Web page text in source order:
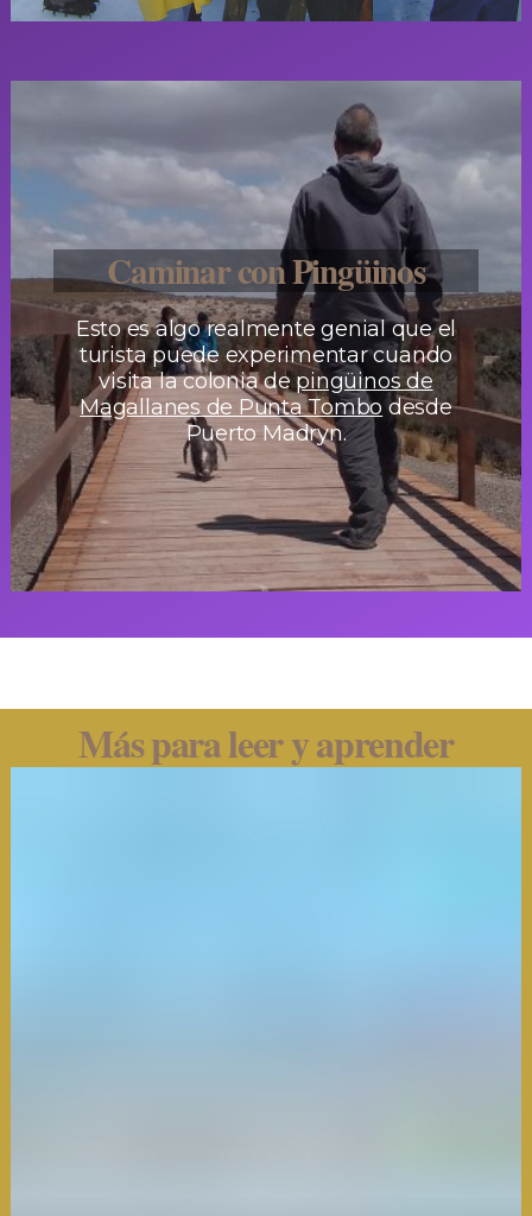
Caminar con Pingüinos
Esto es algo realmente genial que el
turista puede experimentar cuando
visita la colonia depingüinos de
Magallanes de Punta Tombo desde
Puerto Madryn.
Más para leer y aprender